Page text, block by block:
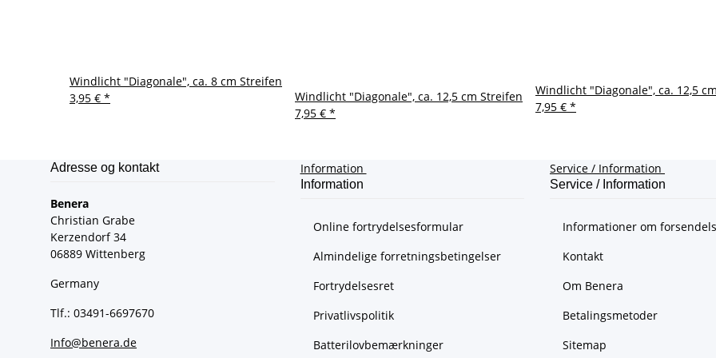
Windlicht "Diagonale", ca. 8 cm Streifen
3,95 € *
Windlicht "Diagonale", ca. 12,5 cm Streifen
7,95 € *
Windlicht "Diagonale", ca. 12,5
7,95 € *
Adresse og kontakt
Benera
Christian Grabe
Kerzendorf 34
06889 Wittenberg
Germany
Tlf.: 03491-6697670
Info@benera.de
Information
Information
Online fortrydelsesformular
Almindelige forretningsbetingelser
Fortrydelsesret
Privatlivspolitik
Batterilovbemærkninger
Service / Information
Service / Information
Informationer om
Kontakt
Om Benera
Betalingsmetoder
Sitemap